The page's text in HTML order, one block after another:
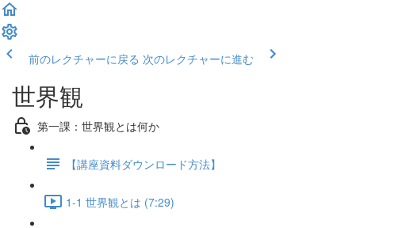
前のレクチャーに戻る 次のレクチャーに進む
世界観
第一課：世界観とは何か
【講座資料ダウンロード方法】
1-1 世界観とは (7:29)